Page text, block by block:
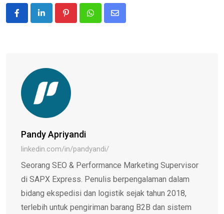
PinterestWhatsappShare
Pandy Apriyandi
linkedin.com/in/pandyandi/
Seorang SEO & Performance Marketing Supervisor
di SAPX Express. Penulis berpengalaman dalam
bidang ekspedisi dan logistik sejak tahun 2018,
terlebih untuk pengiriman barang B2B dan sistem